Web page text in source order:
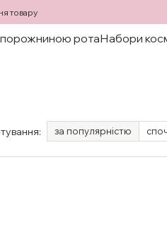
товару
ротаНабори
за популярністю